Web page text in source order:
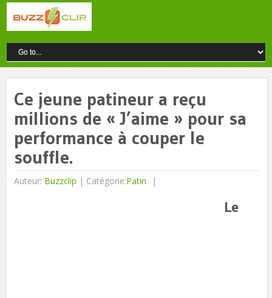
Ce jeune patineur a reçu
millions de « J’aime » pour sa
performance à couper le
souffle.
Auteur: Buzzclip | Catégorie:Patin
Le